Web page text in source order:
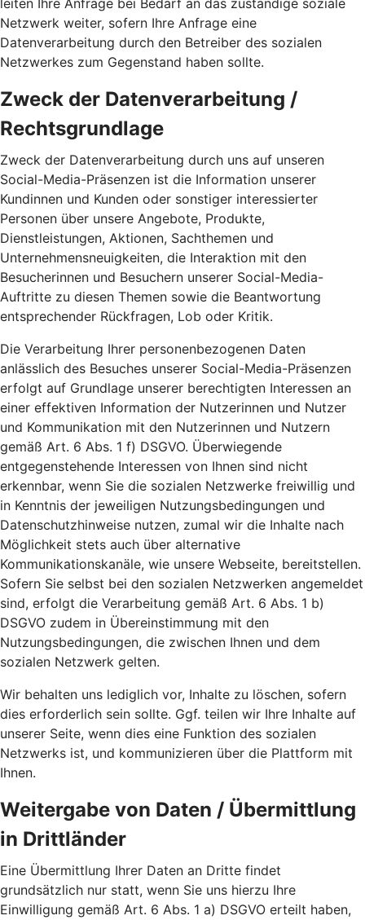
leiten Ihre Anfrage bei Bedarf an das zuständige soziale
Netzwerk weiter, sofern Ihre Anfrage eine
Datenverarbeitung durch den Betreiber des sozialen
Netzwerkes zum Gegenstand haben sollte.
Zweck der Datenverarbeitung /
Rechtsgrundlage
Zweck der Datenverarbeitung durch uns auf unseren
Social-Media-Präsenzen ist die Information unserer
Kundinnen und Kunden oder sonstiger interessierter
Personen über unsere Angebote, Produkte,
Dienstleistungen, Aktionen, Sachthemen und
Unternehmensneuigkeiten, die Interaktion mit den
Besucherinnen und Besuchern unserer Social-Media-
Auftritte zu diesen Themen sowie die Beantwortung
entsprechender Rückfragen, Lob oder Kritik.
Die Verarbeitung Ihrer personenbezogenen Daten
anlässlich des Besuches unserer Social-Media-Präsenzen
erfolgt auf Grundlage unserer berechtigten Interessen an
einer effektiven Information der Nutzerinnen und Nutzer
und Kommunikation mit den Nutzerinnen und Nutzern
gemäß Art. 6 Abs. 1 f) DSGVO. Überwiegende
entgegenstehende Interessen von Ihnen sind nicht
erkennbar, wenn Sie die sozialen Netzwerke freiwillig und
in Kenntnis der jeweiligen Nutzungsbedingungen und
Datenschutzhinweise nutzen, zumal wir die Inhalte nach
Möglichkeit stets auch über alternative
Kommunikationskanäle, wie unsere Webseite, bereitstellen.
Sofern Sie selbst bei den sozialen Netzwerken angemeldet
sind, erfolgt die Verarbeitung gemäß Art. 6 Abs. 1 b)
DSGVO zudem in Übereinstimmung mit den
Nutzungsbedingungen, die zwischen Ihnen und dem
sozialen Netzwerk gelten.
Wir behalten uns lediglich vor, Inhalte zu löschen, sofern
dies erforderlich sein sollte. Ggf. teilen wir Ihre Inhalte auf
unserer Seite, wenn dies eine Funktion des sozialen
Netzwerks ist, und kommunizieren über die Plattform mit
Ihnen.
Weitergabe von Daten / Übermittlung
in Drittländer
Eine Übermittlung Ihrer Daten an Dritte findet
grundsätzlich nur statt, wenn Sie uns hierzu Ihre
Einwilligung gemäß Art. 6 Abs. 1 a) DSGVO erteilt haben,